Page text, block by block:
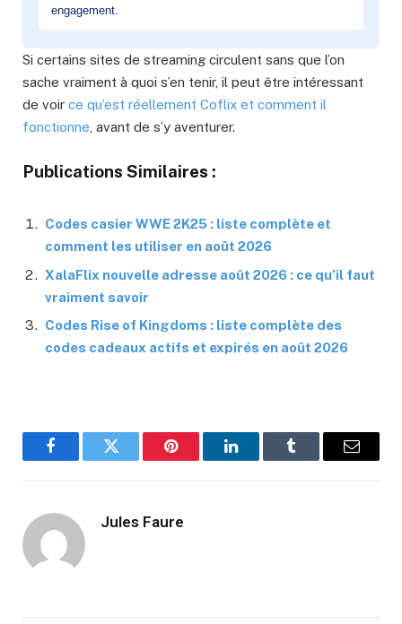
engagement.
Si certains sites de streaming circulent sans que l’on
sache vraiment à quoi s’en tenir, il peut être intéressant
de voir ce qu’est réellement Coflix et comment il
fonctionne , avant de s’y aventurer.
Publications Similaires :
Codes casier WWE 2K25 : liste complète et
comment les utiliser en août 2026
XalaFlix nouvelle adresse août 2026 : ce qu’il faut
vraiment savoir
Codes Rise of Kingdoms : liste complète des
codes cadeaux actifs et expirés en août 2026
FacebookTwitter Pinterest LinkedInTumblr Email
Jules Faure